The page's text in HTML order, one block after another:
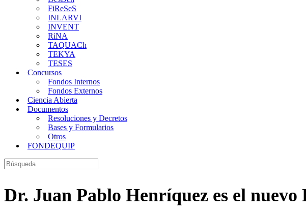
FiReSeS
INLARVI
INVENT
RiNA
TAQUACh
TEKYA
TESES
Concursos
Fondos Internos
Fondos Externos
Ciencia Abierta
Documentos
Resoluciones y Decretos
Bases y Formularios
Otros
FONDEQUIP
Buscar:
Dr. Juan Pablo Henríquez es el